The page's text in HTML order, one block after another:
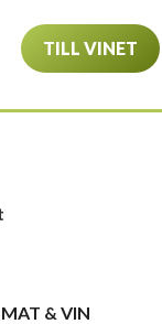
TILL VINET
MAT & VIN